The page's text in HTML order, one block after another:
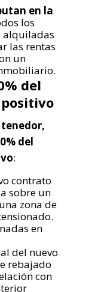
en la
los
alquiladas
las rentas
un
del
tenedor,
del
:
contrato
sobre un
zona de
en
del nuevo
rebajado
con